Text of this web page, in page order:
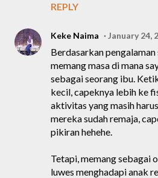
REPLY
Keke Naima January 24,
Berdasarkan pengalaman
memang masa di mana
sebagai seorang ibu.
kecil, capeknya lebih ke
aktivitas yang masih
mereka sudah remaja,
pikiran hehehe.
Tetapi, memang sebagai
luwes menghadapi anak